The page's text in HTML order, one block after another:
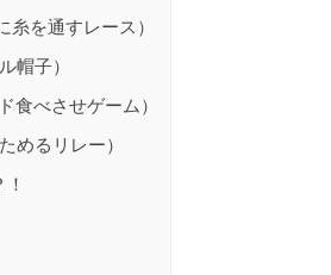
糸を通すレース）
帽子）
食べさせゲーム）
めるリレー）